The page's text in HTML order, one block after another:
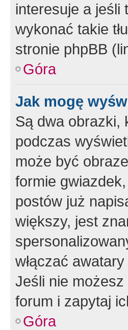
interesuje a jeśli
wykonać takie
stronie phpBB
Góra
Jak mogę
Są dwa obrazki,
podczas
może być
formie
postów już
większy, jest
włączać
Jeśli nie
forum i zapytaj
Góra